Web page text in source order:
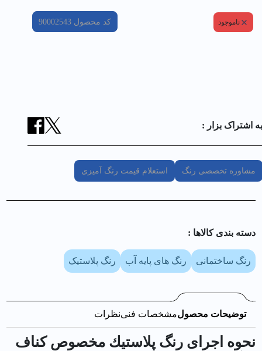
ناموجود کد محصول 90002543
به اشتراک بزار :
مشاوره تخصصی رنگ استعلام قیمت رنگ آمیزی
دسته بندی کالا‌ها :
رنگ ساختمانی رنگ های پایه آب رنگ پلاستیک
توضیحات محصولمشخصات فنینظرات
نحوه اجرای رنگ پلاستيك مخصوص كناف